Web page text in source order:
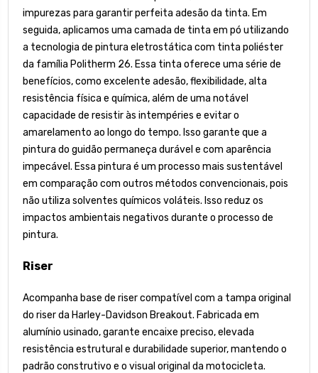
impurezas para garantir perfeita adesão da tinta. Em
seguida, aplicamos uma camada de tinta em pó utilizando
a tecnologia de pintura eletrostática com tinta poliéster
da família Politherm 26. Essa tinta oferece uma série de
benefícios, como excelente adesão, flexibilidade, alta
resistência física e química, além de uma notável
capacidade de resistir às intempéries e evitar o
amarelamento ao longo do tempo. Isso garante que a
pintura do guidão permaneça durável e com aparência
impecável. Essa pintura é um processo mais sustentável
em comparação com outros métodos convencionais, pois
não utiliza solventes químicos voláteis. Isso reduz os
impactos ambientais negativos durante o processo de
pintura.
Riser
Acompanha base de riser compatível com a tampa original
do riser da Harley-Davidson Breakout. Fabricada em
alumínio usinado, garante encaixe preciso, elevada
resistência estrutural e durabilidade superior, mantendo o
padrão construtivo e o visual original da motocicleta.